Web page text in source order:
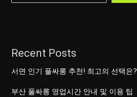
Recent Posts
서면 인기 풀싸롱 추천! 최고의 선택은?
부산 풀싸롱 영업시간 안내 및 이용 팁